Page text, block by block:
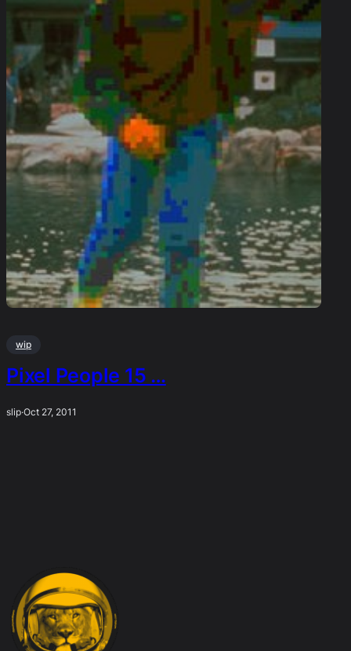
wip
Pixel People 15 …
slip·Oct 27, 2011